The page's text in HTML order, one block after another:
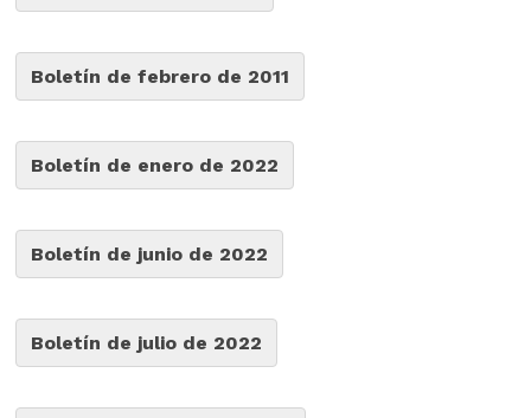
Boletín de febrero de 2011
Boletín de enero de 2022
Boletín de junio de 2022
Boletín de julio de 2022